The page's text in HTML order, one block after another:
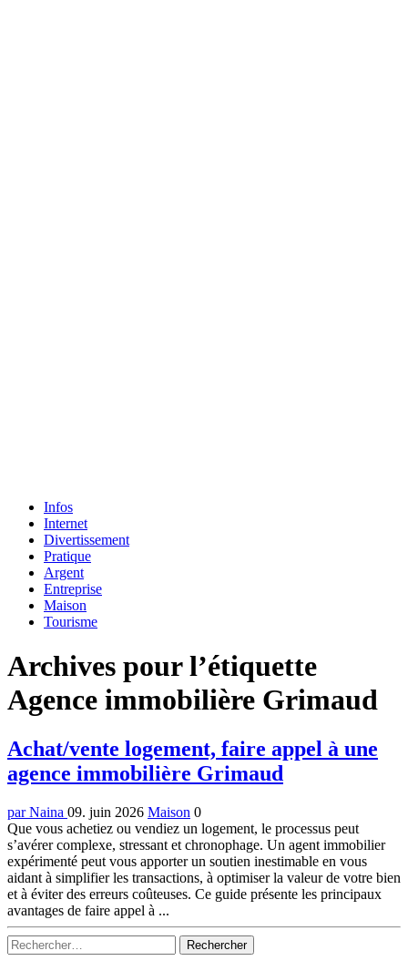
Formulaire
recherche
Infos
Internet
Divertissement
Pratique
Argent
Entreprise
Maison
Tourisme
Archives pour l’étiquette
Agence immobilière Grimaud
Achat/vente logement, faire appel à une
agence immobilière Grimaud
par Naina 09. juin 2026 Maison 0
Que vous achetiez ou vendiez un logement, le processus peut
s’avérer complexe, stressant et chronophage. Un agent immobilier
expérimenté peut vous apporter un soutien inestimable en vous
aidant à simplifier les transactions, à optimiser la valeur de votre bien
et à éviter des erreurs coûteuses. Ce guide présente les principaux
avantages de faire appel à ...
Sidebar
Rechercher :